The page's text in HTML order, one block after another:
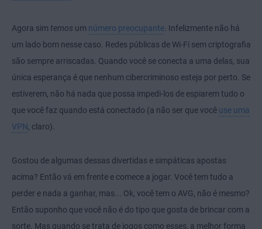
Agora sim temos um número preocupante. Infelizmente não há
um lado bom nesse caso. Redes públicas de Wi-Fi sem criptografia
são sempre arriscadas. Quando você se conecta a uma delas, sua
única esperança é que nenhum cibercriminoso esteja por perto. Se
estiverem, não há nada que possa impedi-los de espiarem tudo o
que você faz quando está conectado (a não ser que você use uma
VPN, claro).
Gostou de algumas dessas divertidas e simpáticas apostas
acima? Então vá em frente e comece a jogar. Você tem tudo a
perder e nada a ganhar, mas... Ok, você tem o AVG, não é mesmo?
Então suponho que você não é do tipo que gosta de brincar com a
sorte. Mas quando se trata de jogos como esses, a melhor forma